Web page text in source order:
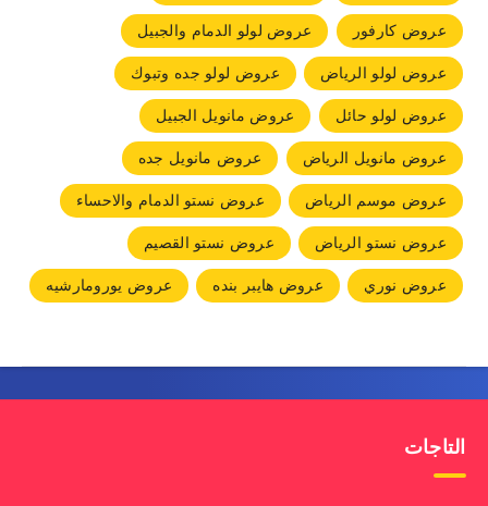
عروض كارفور
عروض لولو الدمام والجبيل
عروض لولو الرياض
عروض لولو جده وتبوك
عروض لولو حائل
عروض مانويل الجبيل
عروض مانويل الرياض
عروض مانويل جده
عروض موسم الرياض
عروض نستو الدمام والاحساء
عروض نستو الرياض
عروض نستو القصيم
عروض نوري
عروض هايبر بنده عروض يورومارشيه
التاجات